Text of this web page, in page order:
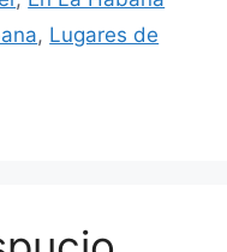
, Lugares de